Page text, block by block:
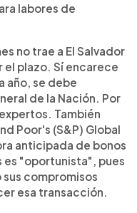
labores de
no trae a El Salvador
el plazo. Sí encarece
año, se debe
de la Nación. Por
También
Poor's (S&P) Global
anticipada de bonos
es "oportunista", pues
compromisos
esa transacción.